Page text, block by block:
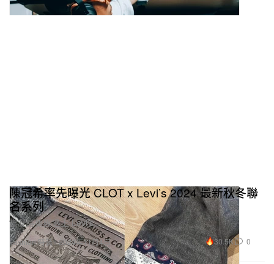
Fashion 時裝
陳冠希率先曝光 CLOT x Levi’s 2024 最新秋冬聯
名系列
當凝結集團遇上 Levi’s。
2024年11月4日 30.5K 0